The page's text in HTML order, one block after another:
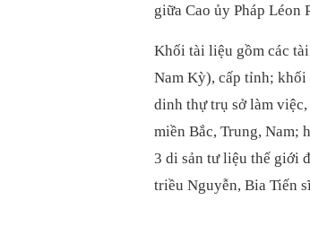
giữa Cao ủy Pháp Léon
Khối tài liệu gồm các
Nam Kỳ), cấp tỉnh;
dinh thự trụ sở làm
miền Bắc, Trung, Nam;
3 di sản tư liệu thế giới
triều Nguyễn, Bia Tiến